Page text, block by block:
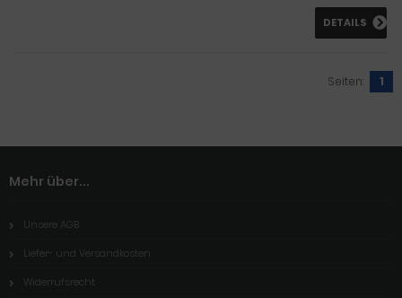
DETAILS
Seiten: 1
Mehr über...
Unsere AGB
Liefer- und Versandkosten
Widerrufsrecht